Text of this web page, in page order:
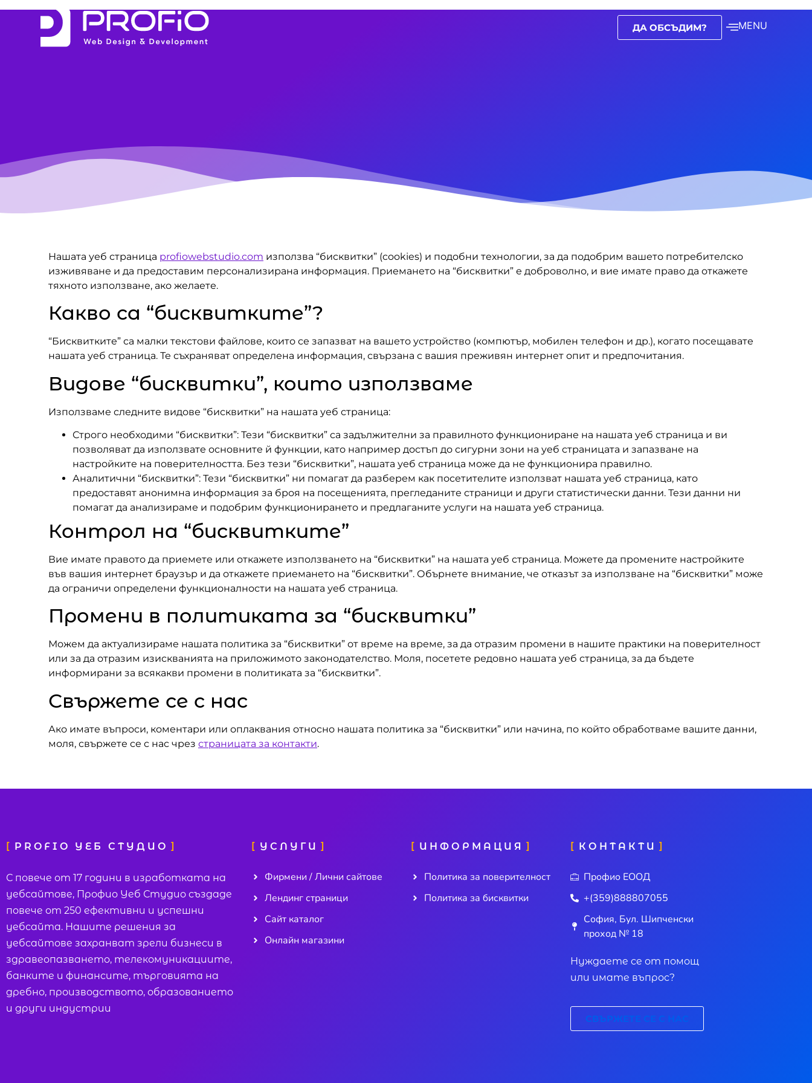
ДА ОБСЪДИМ? MENU
Нашата уеб страница profiowebstudio.com използва “бисквитки” (cookies) и подобни технологии, за да подобрим вашето потребителско
изживяване и да предоставим персонализирана информация. Приемането на “бисквитки” е доброволно, и вие имате право да откажете
тяхното използване, ако желаете.
Какво са “бисквитките”?
“Бисквитките” са малки текстови файлове, които се запазват на вашето устройство (компютър, мобилен телефон и др.), когато посещавате
нашата уеб страница. Те съхраняват определена информация, свързана с вашия преживян интернет опит и предпочитания.
Видове “бисквитки”, които използваме
Използваме следните видове “бисквитки” на нашата уеб страница:
Строго необходими “бисквитки”: Тези “бисквитки” са задължителни за правилното функциониране на нашата уеб страница и ви
позволяват да използвате основните й функции, като например достъп до сигурни зони на уеб страницата и запазване на
настройките на поверителността. Без тези “бисквитки”, нашата уеб страница може да не функционира правилно.
Аналитични “бисквитки”: Тези “бисквитки” ни помагат да разберем как посетителите използват нашата уеб страница, като
предоставят анонимна информация за броя на посещенията, прегледаните страници и други статистически данни. Тези данни ни
помагат да анализираме и подобрим функционирането и предлаганите услуги на нашата уеб страница.
Контрол на “бисквитките”
Вие имате правото да приемете или откажете използването на “бисквитки” на нашата уеб страница. Можете да промените настройките
във вашия интернет браузър и да откажете приемането на “бисквитки”. Обърнете внимание, че отказът за използване на “бисквитки” може
да ограничи определени функционалности на нашата уеб страница.
Промени в политиката за “бисквитки”
Можем да актуализираме нашата политика за “бисквитки” от време на време, за да отразим промени в нашите практики на поверителност
или за да отразим изискванията на приложимото законодателство. Моля, посетете редовно нашата уеб страница, за да бъдете
информирани за всякакви промени в политиката за “бисквитки”.
Свържете се с нас
Ако имате въпроси, коментари или оплаквания относно нашата политика за “бисквитки” или начина, по който обработваме вашите данни,
моля, свържете се с нас чрез страницата за контакти.
PROFIO УЕБ СТУДИО
С повече от 17 години в изработката на
уебсайтове, Профио Уеб Студио създаде
повече от 250 ефективни и успешни
уебсайта. Нашите решения за
уебсайтове захранват зрели бизнеси в
здравеопазването, телекомуникациите,
банките и финансите, търговията на
дребно, производството, образованието
и други индустрии
УСЛУГИ
Фирмени / Лични сайтове
Лендинг страници
Сайт каталог
Онлайн магазини
ИНФОРМАЦИЯ
Политика за поверителност
Политика за бисквитки
КОНТАКТИ
Профио ЕООД
+(359)888807055
София, Бул. Шипченски
проход № 18
Нуждаете се от помощ
или имате въпрос?
СВЪРЖЕТЕ СЕ С НАС